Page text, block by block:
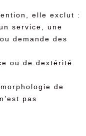
elle exclut :
service, une
demande des
ou de dextérité
de
pas